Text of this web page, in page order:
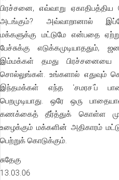
பிரச்சனை, எவ்வாறு
அடங்கும்? அவ்வாறானால்
மக்களுக்கு மட்டுமே என்பதை
பேச்சுக்கு எடுக்கமுடியாததும்,
இம்மக்கள் தமது பிரச்சனையை
சொல்லுங்கள். உங்களால் எதுவும்
இந்தமக்கள் எந்த 'சமரச'ப்
பெறமுடியாது. ஒரே ஒரு
கணக்கைத் தீர்த்துக் கொள்ள
உழைக்கும் மக்களின் அதிகாரம்
பெற்றுக் கொடுக்கும்.
சுதேகு
13.03.06